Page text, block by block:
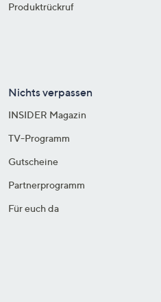
Produktrückruf
Nichts verpassen
INSIDER Magazin
TV-Programm
Gutscheine
Partnerprogramm
Für euch da